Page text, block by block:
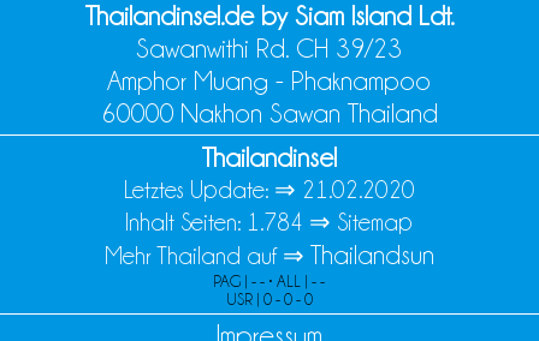
Thailandinsel.de by Siam Island Ldt.
Sawanwithi Rd. CH 39/23
Amphor Muang - Phaknampoo
60000 Nakhon Sawan Thailand
Thailandinsel
Letztes Update: ⇒ 21.02.2020
Inhalt Seiten: 1.784 ⇒ Sitemap
Mehr Thailand auf ⇒ Thailandsun
PAG | - - • ALL | - -
USR | 0 - 0 - 0